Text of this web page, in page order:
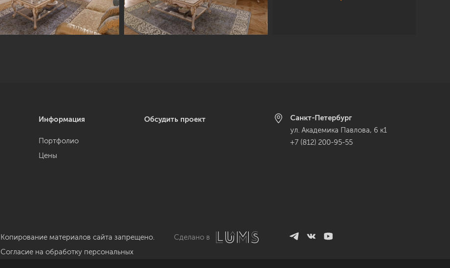
Информация
Портфолио
Цены
Обсудить проект
Санкт-Петербург
ул. Академика Павлова, 6 к1
+7 (812) 200-95-55
Копирование материалов сайта запрещено.
Согласие на обработку персональных
Сделано в